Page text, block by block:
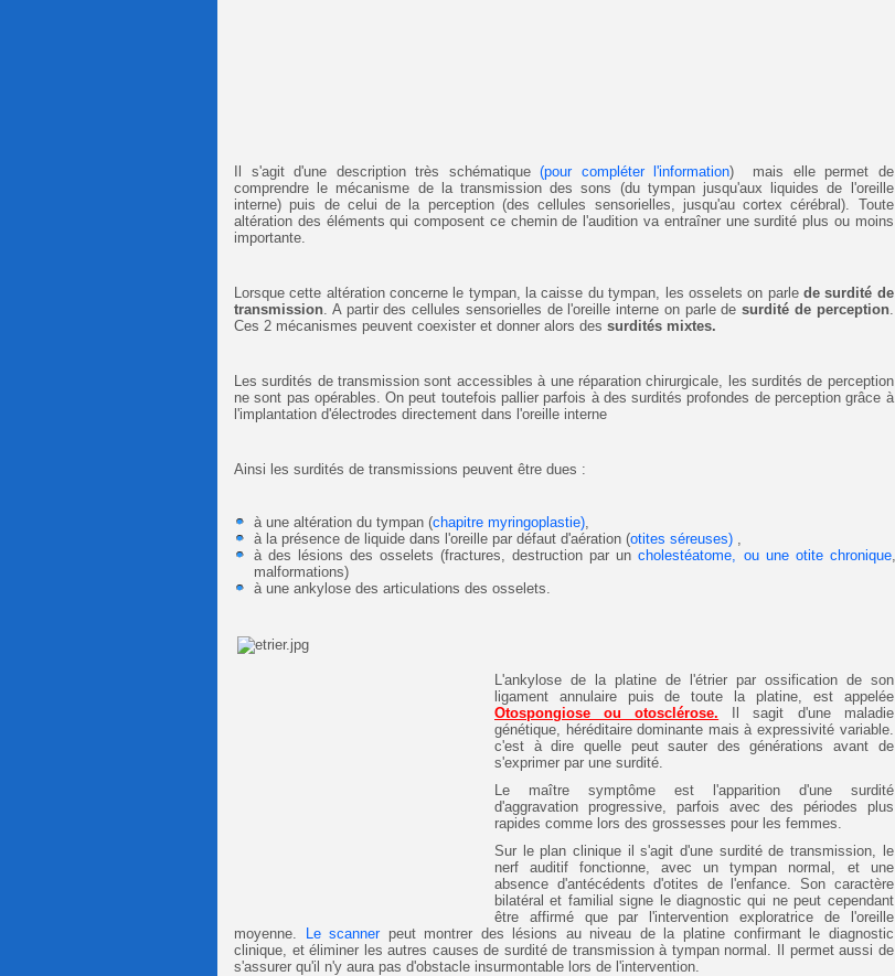
Il s'agit d'une description très schématique(pour compléter l'information) mais elle permet de
comprendre le mécanisme de la transmission des sons (du tympan jusqu'aux liquides de l'oreille
interne) puis de celui de la perception (des cellules sensorielles, jusqu'au cortex cérébral). Toute
altération des éléments qui composent ce chemin de l'audition va entraîner une surdité plus ou moins
importante.
Lorsque cette altération concerne le tympan, la caisse du tympan, les osselets on parle de surdité de
transmission . A partir des cellules sensorielles de l'oreille interne on parle desurdité de perception.
Ces 2 mécanismes peuvent coexister et donner alors des surdités mixtes.
Les surdités de transmission sont accessibles à une réparation chirurgicale, les surdités de perception
ne sont pas opérables. On peut toutefois pallier parfois à des surdités profondes de perception grâce à
l'implantation d'électrodes directement dans l'oreille interne
Ainsi les surdités de transmissions peuvent être dues :
à une altération du tympan (chapitre myringoplastie)
à la présence de liquide dans l'oreille par défaut d'aération (otites séreuses)
à des lésions des osselets (fractures, destruction par uncholestéatome, ou une otite chronique,
malformations)
à une ankylose des articulations des osselets.
L'ankylose de la platine de l'étrier par ossification de son
ligament annulaire puis de toute la platine, est appelée
Otospongiose ou otosclérose. Il sagit d'une maladie
génétique, héréditaire dominante mais à expressivité variable.
c'est à dire quelle peut sauter des générations avant de
s'exprimer par une surdité.
Le maître symptôme est l'apparition d'une surdité
d'aggravation progressive, parfois avec des périodes plus
rapides comme lors des grossesses pour les femmes.
Sur le plan clinique il s'agit d'une surdité de transmission, le
nerf auditif fonctionne, avec un tympan normal, et une
absence d'antécédents d'otites de l'enfance. Son caractère
bilatéral et familial signe le diagnostic qui ne peut cependant
être affirmé que par l'intervention exploratrice de l'oreille
moyenne.
Le scannerpeut montrer des lésions au niveau de la platine confirmant le diagnostic
clinique, et éliminer les autres causes de surdité de transmission à tympan normal. Il permet aussi de
s'assurer qu'il n'y aura pas d'obstacle insurmontable lors de l'intervention.